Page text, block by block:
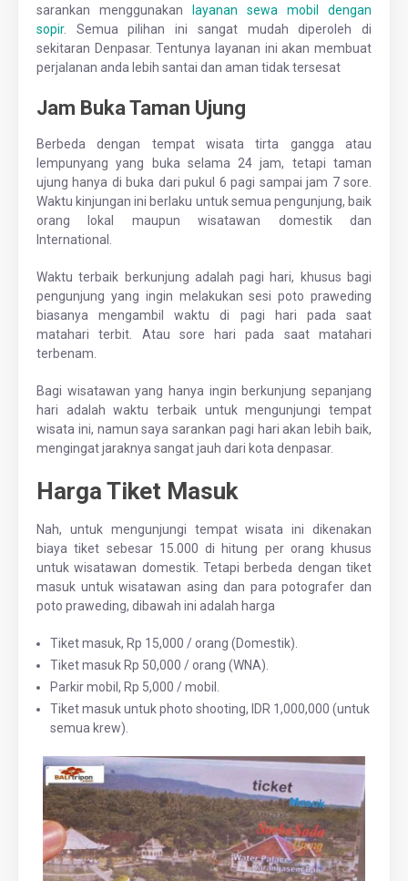
sarankan menggunakan
layanan sewa mobil dengan
sopir. Semua pilihan ini sangat mudah diperoleh di
sekitaran Denpasar. Tentunya layanan ini akan membuat
perjalanan anda lebih santai dan aman tidak tersesat
Jam Buka Taman Ujung
Berbeda dengan tempat wisata tirta gangga atau
lempunyang yang buka selama 24 jam, tetapi taman
ujung hanya di buka dari pukul 6 pagi sampai jam 7 sore.
Waktu kinjungan ini berlaku untuk semua pengunjung, baik
orang lokal maupun wisatawan domestik dan
International.
Waktu terbaik berkunjung adalah pagi hari, khusus bagi
pengunjung yang ingin melakukan sesi poto praweding
biasanya mengambil waktu di pagi hari pada saat
matahari terbit. Atau sore hari pada saat matahari
terbenam.
Bagi wisatawan yang hanya ingin berkunjung sepanjang
hari adalah waktu terbaik untuk mengunjungi tempat
wisata ini, namun saya sarankan pagi hari akan lebih baik,
mengingat jaraknya sangat jauh dari kota denpasar.
Harga Tiket Masuk
Nah, untuk mengunjungi tempat wisata ini dikenakan
biaya tiket sebesar 15.000 di hitung per orang khusus
untuk wisatawan domestik. Tetapi berbeda dengan tiket
masuk untuk wisatawan asing dan para potografer dan
poto praweding, dibawah ini adalah harga
Tiket masuk, Rp 15,000 / orang (Domestik).
Tiket masuk Rp 50,000 / orang (WNA).
Parkir mobil, Rp 5,000 / mobil.
Tiket masuk untuk photo shooting, IDR 1,000,000 (untuk
semua krew).